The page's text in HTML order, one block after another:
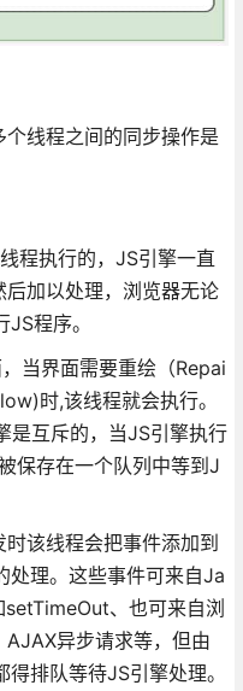
线程之间的同步操作是
程执行的，JS引擎一直
加以处理，浏览器无论
程序。
当界面需要重绘（Repai
时,该线程就会执行。
是互斥的，当JS引擎执行
保存在一个队列中等到J
该线程会把事件添加到
处理。这些事件可来自Ja
、也可来自浏
异步请求等，但由
排队等待JS引擎处理。